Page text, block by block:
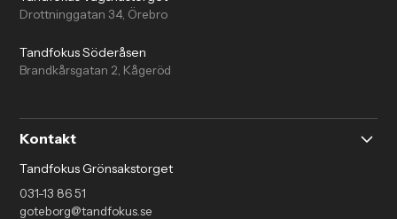
Drottninggatan 34, Örebro
Tandfokus Söderåsen
Brandkårsgatan 2, Kågeröd
Kontakt
Tandfokus Grönsakstorget
goteborg@tandfokus.se
031-13 86 51